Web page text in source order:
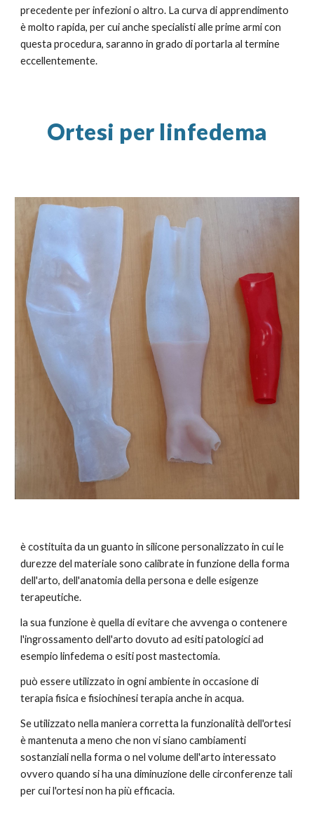
precedente per infezioni o altro. La curva di apprendimento
è molto rapida, per cui anche specialisti alle prime armi con
questa procedura, saranno in grado di portarla al termine
eccellentemente.
Ortesi per linfedema
è costituita da un guanto in silicone personalizzato in cui le
durezze del materiale sono calibrate in funzione della forma
dell'arto, dell'anatomia della persona e delle esigenze
terapeutiche.
la sua funzione è quella di evitare che avvenga o contenere
l'ingrossamento dell'arto dovuto ad esiti patologici ad
esempio linfedema o esiti post mastectomia.
può essere utilizzato in ogni ambiente in occasione di
terapia fisica e fisiochinesi terapia anche in acqua.
Se utilizzato nella maniera corretta la funzionalità dell'ortesi
è mantenuta a meno che non vi siano cambiamenti
sostanziali nella forma o nel volume dell'arto interessato
ovvero quando si ha una diminuzione delle circonferenze tali
per cui l'ortesi non ha più efficacia.